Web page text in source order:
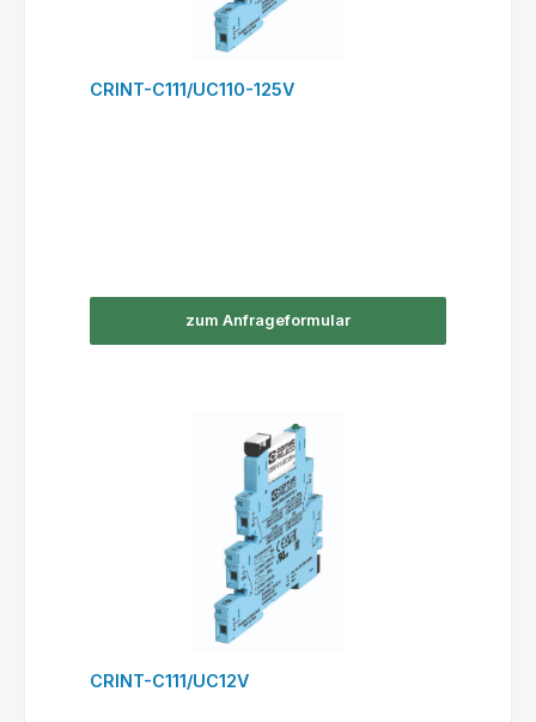
CRINT-C111/UC110-125V
zum Anfrageformular
CRINT-C111/UC12V